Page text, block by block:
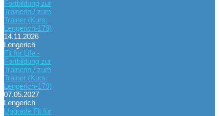
Fortbildung zur
Trainerin / zum
Trainer (Kurs:
Lengerich-179)
14.11.2026
Lengerich
Fit for Life -
Fortbildung zur
Trainerin / zum
Trainer (Kurs:
Lengerich-179)
07.05.2027
Lengerich
Upgrade Fit für